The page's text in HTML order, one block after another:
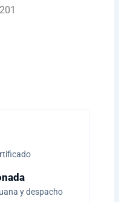
y despacho